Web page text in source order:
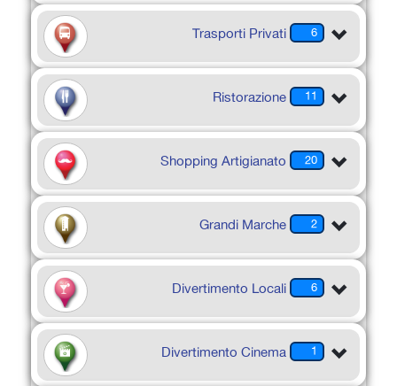
6
Trasporti Privati
11
Ristorazione
20
Shopping Artigianato
2
Grandi Marche
6
Divertimento Locali
1
Divertimento Cinema